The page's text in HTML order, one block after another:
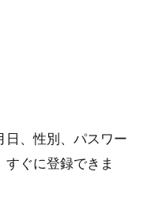
日、性別、パスワー
すぐに登録できま